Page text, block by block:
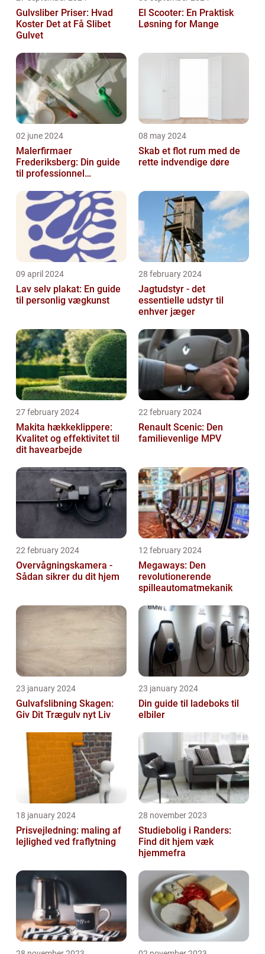
Gulvsliber Priser: Hvad
Koster Det at Få Slibet
Gulvet
El Scooter: En Praktisk
Løsning for Mange
02 june 2024
Malerfirmaer
Frederiksberg: Din guide
til professionnel
08 may 2024
Skab et flot rum med de
rette indvendige døre
09 april 2024
Lav selv plakat: En guide
til personlig vægkunst
28 february 2024
Jagtudstyr - det
essentielle udstyr til
enhver jæger
27 february 2024
Makita hækkeklippere:
Kvalitet og effektivitet til
dit havearbejde
22 february 2024
Renault Scenic: Den
familievenlige MPV
22 february 2024
Overvågningskamera -
Sådan sikrer du dit hjem
12 february 2024
Megaways: Den
revolutionerende
spilleautomatmekanik
23 january 2024
Gulvafslibning Skagen:
Giv Dit Trægulv nyt Liv
23 january 2024
Din guide til ladeboks til
elbiler
18 january 2024
Prisvejledning: maling af
lejlighed ved fraflytning
28 november 2023
Studiebolig i Randers:
Find dit hjem væk
hjemmefra